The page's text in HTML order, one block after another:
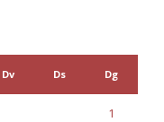
Dv Ds Dg
1